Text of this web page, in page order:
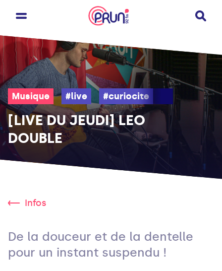
Musique #live #curiocite #folk
[LIVE DU JEUDI] LEO
DOUBLE
Infos
De la douceur et de la dentelle
pour un instant suspendu !